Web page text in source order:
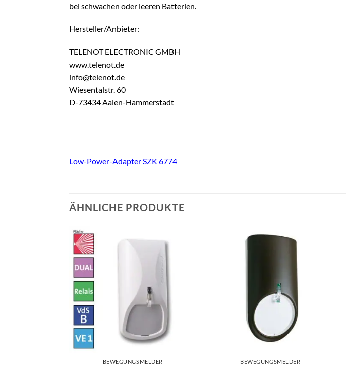
bei schwachen oder leeren Batterien.
Hersteller/Anbieter:
TELENOT ELECTRONIC GMBH
www.telenot.de
info@telenot.de
Wiesentalstr. 60
D-73434 Aalen-Hammerstadt
Low-Power-Adapter SZK 6774
ÄHNLICHE PRODUKTE
BEWEGUNGSMELDER BEWEGUNGSMELDER